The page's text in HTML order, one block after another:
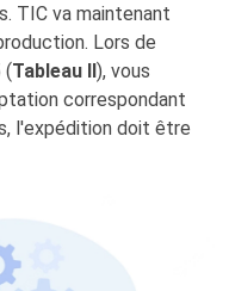
TIC va maintenant
Lors de
(Tableau II), vous
correspondant
l'expédition doit être